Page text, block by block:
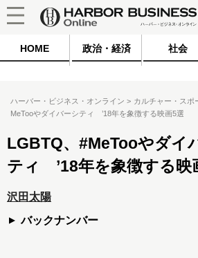
HOME 政治・経済 社会
ハーバー・ビジネス・オンライン カルチャー・スポ
MeTooやダイバーシティ ’18年を象徴する映画5選
LGBTQ、#MeTooやダイ
ティ ’18年を象徴する映
沢田太陽
バックナンバー